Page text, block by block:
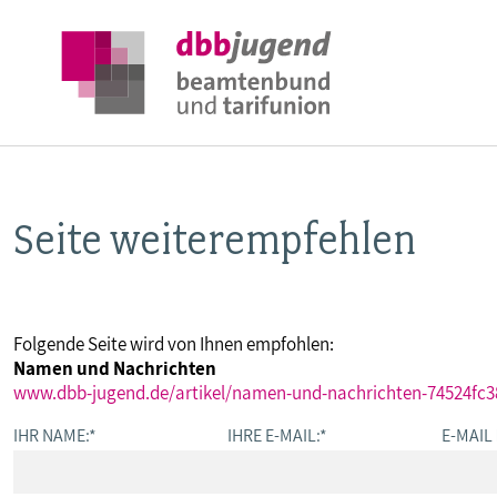
ÜBER DIE DBB JUGEND
AUSBILDUNGSINFORMATIONEN
Seite weiterempfehlen
Folgende Seite wird von Ihnen empfohlen:
Namen und Nachrichten
www.dbb-jugend.de/artikel/namen-und-nachrichten-
IHR NAME:* IHRE E-MAIL:* E-MAIL